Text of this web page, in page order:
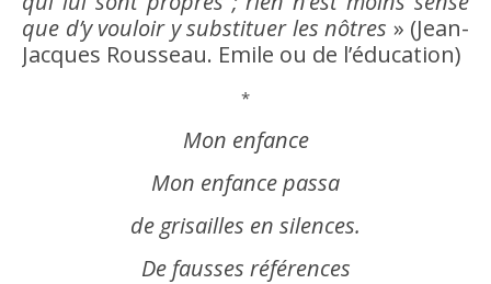
que d’y vouloir y substituer les nôtres » (Jean-
Jacques Rousseau. Emile ou de l’éducation)
*
Mon enfance
Mon enfancepassa
de grisailles en silences.
De fausses références